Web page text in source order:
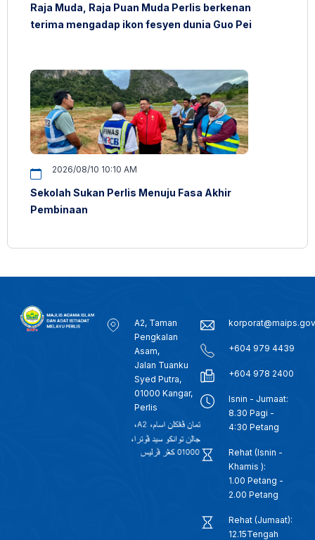
Raja Muda, Raja Puan Muda Perlis berkenan
terima mengadap ikon fesyen dunia Guo Pei
2026/08/10 10:10 AM
Sekolah Sukan Perlis Menuju Fasa Akhir
Pembinaan
A2, Taman
Pengkalan
Asam,
Jalan Tuanku
Syed Putra,
01000 Kangar,
Perlis
+604 979 4439
+604 978 2400
Isnin - Jumaat:
8.30 Pagi -
4:30 Petang
Rehat (Isnin -
Khamis ):
1.00 Petang -
2.00 Petang
Rehat (Jumaat):
12.15Tengah